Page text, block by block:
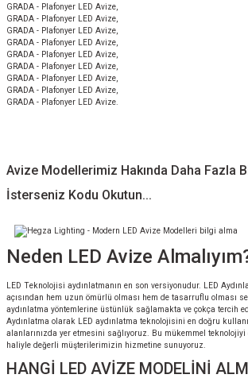
GRADA - Plafonyer LED Avize,
GRADA - Plafonyer LED Avize,
GRADA - Plafonyer LED Avize,
GRADA - Plafonyer LED Avize,
GRADA - Plafonyer LED Avize,
GRADA - Plafonyer LED Avize,
GRADA - Plafonyer LED Avize,
GRADA - Plafonyer LED Avize,
GRADA - Plafonyer LED Avize.
Avize Modellerimiz Hakında Daha Fazla
İsterseniz Kodu Okutun...
Neden LED Avize
LED Teknolojisi aydınlatmanın en son versiyonudur. LED
açısından hem uzun ömürlü olması hem de tasarruflu olması
aydınlatma yöntemlerine üstünlük sağlamakta ve çokça tercih
Aydınlatma olarak LED aydınlatma teknolojisini en doğru
alanlarınızda yer etmesini sağlıyoruz. Bu mükemmel teknolojiyi
haliyle değerli müşterilerimizin hizmetine sunuyoruz.
HANGİ LED AVİZE MODELİNİ